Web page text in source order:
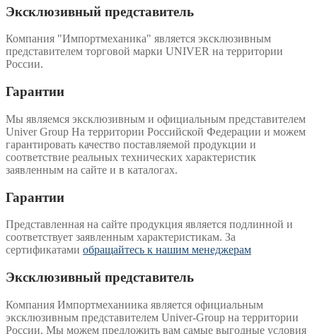
Эксклюзивный представитель
Компания "Импортмеханика" является эксклюзивным
представителем торговой марки UNIVER на территории
России.
Гарантии
Мы являемся эксклюзивным и официальным представителем
Univer Group На территории Российской Федерации и можем
гарантировать качество поставляемой продукции и
соответствие реальных технических характеристик
заявленным на сайте и в каталогах.
Гарантии
Представленная на сайте продукция является подлинной и
соответствует заявленным характеристикам. За
сертификатами обращайтесь к нашим менеджерам
Эксклюзивный представитель
Компания Импортмеханиика является официальным
эксклюзивным представителем Univer-Group на территории
России. Мы можем предложить вам самые выгодные условия